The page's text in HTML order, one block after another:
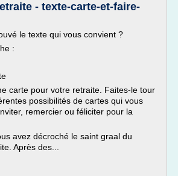
- texte-carte-et-faire-
le texte qui vous convient ?
:
carte pour votre retraite. Faites-le tour
possibilités de cartes qui vous
remercier ou féliciter pour la
avez décroché le saint graal du
Après des...